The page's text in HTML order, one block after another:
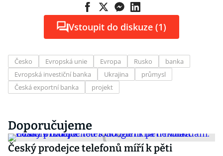
Vstoupit do diskuze (1)
Česko Evropská unie Evropa Rusko
banka
Evropská investiční banka
Ukrajina
průmysl
Česká exportní banka
projekt
Doporučujeme
Český prodejce telefonů míří k pěti